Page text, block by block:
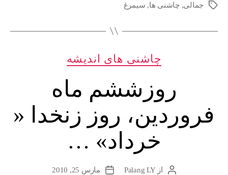
برچسب‌ها
جمالی, چاشنی ها, سیمرغ
دسته‌ها
چاشنی های اندیشه
روزششم ماه
فروردین، روز زنخدا «
خرداد» …
نویسندهٔ
ازPalang LY
تاریخمارس 25, 2010